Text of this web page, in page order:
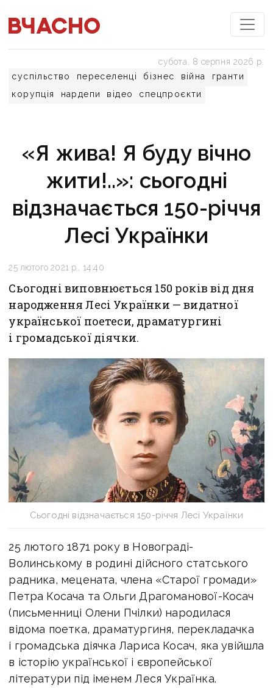
суспільство переселенці бізнес війна
гранти
корупція
нардепи відео спецпроєкти
субота, 8 серпня 2026 р.
«Я жива! Я буду вічно
жити!..»: сьогодні
відзначається 150-річчя
Лесі Українки
25 лютого 2021 р., 14:40
Сьогодні виповнюється 150 років від дня
народження Лесі Українки — видатної
української поетеси, драматургині
і громадської діячки.
Сьогодні відзначається 150-річчя Лесі Українки
25 лютого 1871 року в Новограді-
Волинському в родині дійсного статського
радника, мецената, члена «Старої громади»
Петра Косача та Ольги Драгоманової-Косач
(письменниці Олени Пчілки) народилася
відома поетка, драматургиня, перекладачка
і громадська діячка Лариса Косач, яка увійшла
в історію української і європейської
літератури під іменем Леся Українка.